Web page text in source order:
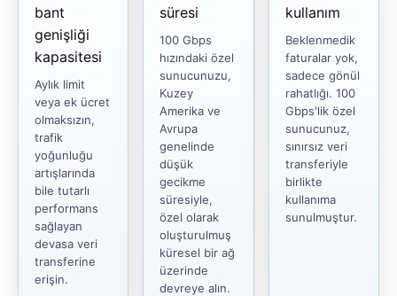
bant
genişliği
kapasitesi
Aylık limit
veya ek ücret
olmaksızın,
trafik
yoğunluğu
artışlarında
bile tutarlı
performans
sağlayan
devasa veri
transferine
erişin.
süresi
100 Gbps
hızındaki özel
sunucunuzu,
Kuzey
Amerika ve
Avrupa
genelinde
düşük
gecikme
süresiyle,
özel olarak
oluşturulmuş
küresel bir ağ
üzerinde
devreye alın.
kullanım
Beklenmedik
faturalar yok,
sadece gönül
rahatlığı. 100
Gbps'lik özel
sunucunuz,
sınırsız veri
transferiyle
birlikte
kullanıma
sunulmuştur.